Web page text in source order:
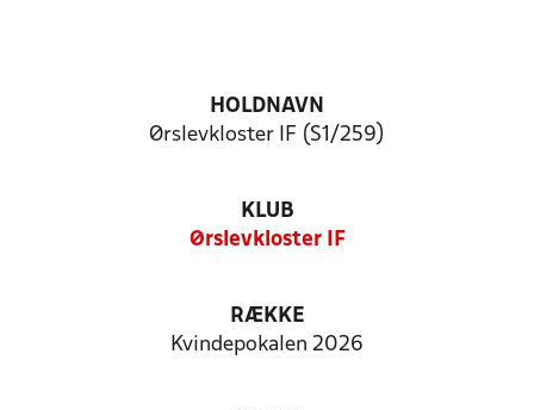
HOLDNAVN
Ørslevkloster IF (S1/259)
KLUB
Ørslevkloster IF
RÆKKE
Kvindepokalen 2026